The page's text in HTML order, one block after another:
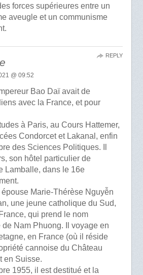
forces supérieures entre un
aveugle et un communisme
@ 09:52
Bao Daï avait de
avec la France, et pour
à Paris, au Cours Hattemer,
Condorcet et Lakanal, enfin
des Sciences Politiques. Il
son hôtel particulier de
Lamballe, dans le 16e
Marie-Thérèse Nguyễn
une jeune catholique du Sud,
qui prend le nom
de Nam Phuong. Il voyage en
en France (où il réside
cannoise du Château
en Suisse.
1955, il est destitué et la
REPLY